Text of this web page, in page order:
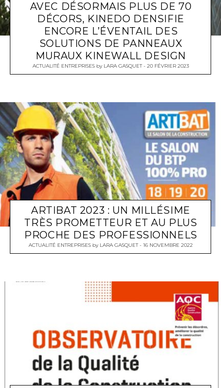
AVEC DÉSORMAIS PLUS DE 70
DÉCORS, KINEDO DENSIFIE
ENCORE L’ÉVENTAIL DES
SOLUTIONS DE PANNEAUX
MURAUX KINEWALL DESIGN
ACTUALITÉ ENTREPRISES by LARA GASQUET 20 FÉVRIER 2023
ARTIBAT 2023 : UN MILLÉSIME
TRÈS PROMETTEUR ET AU PLUS
PROCHE DES PROFESSIONNELS
ACTUALITÉ ENTREPRISES by LARA GASQUET 16 NOVEMBRE 2022